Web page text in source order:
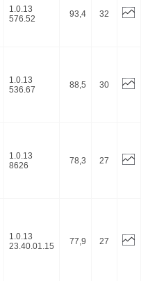
1.0.13
576.52
93,4 32
1.0.13
536.67
88,5 30
1.0.13
8626
78,3 27
1.0.13
23.40.01.15
77,9 27